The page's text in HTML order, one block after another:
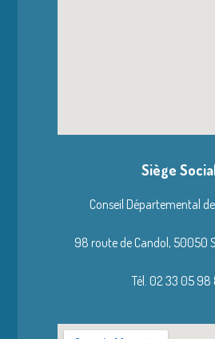
Siège
Conseil Départemental
98 route de Candol, 50050
Tél. 02 33 05 98